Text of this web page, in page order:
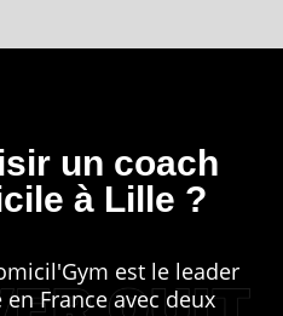
un coach
à Lille ?
est le leader
France avec deux